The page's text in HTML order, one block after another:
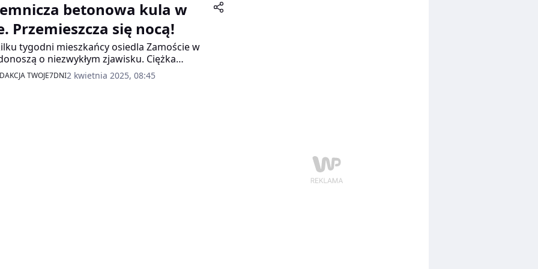
betonowa kula w
Przemieszcza się nocą!
tygodni mieszkańcy osiedla Zamoście w
o niezwykłym zjawisku. Ciężka
kula o średnicy niemal 80 cm zmienia
położenie pod osłoną nocy! Można ją
TWOJE7DNI2 kwietnia 2025, 08:45